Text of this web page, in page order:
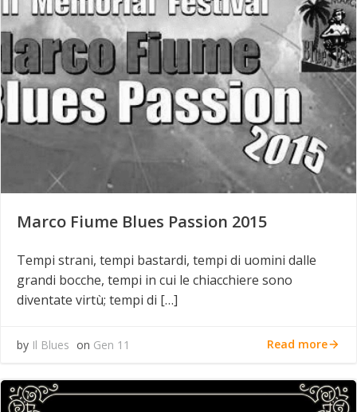
Marco Fiume Blues Passion 2015
Tempi strani, tempi bastardi, tempi di uomini dalle
grandi bocche, tempi in cui le chiacchiere sono
diventate virtù; tempi di […]
by Il Blues on Gen 11 Read more